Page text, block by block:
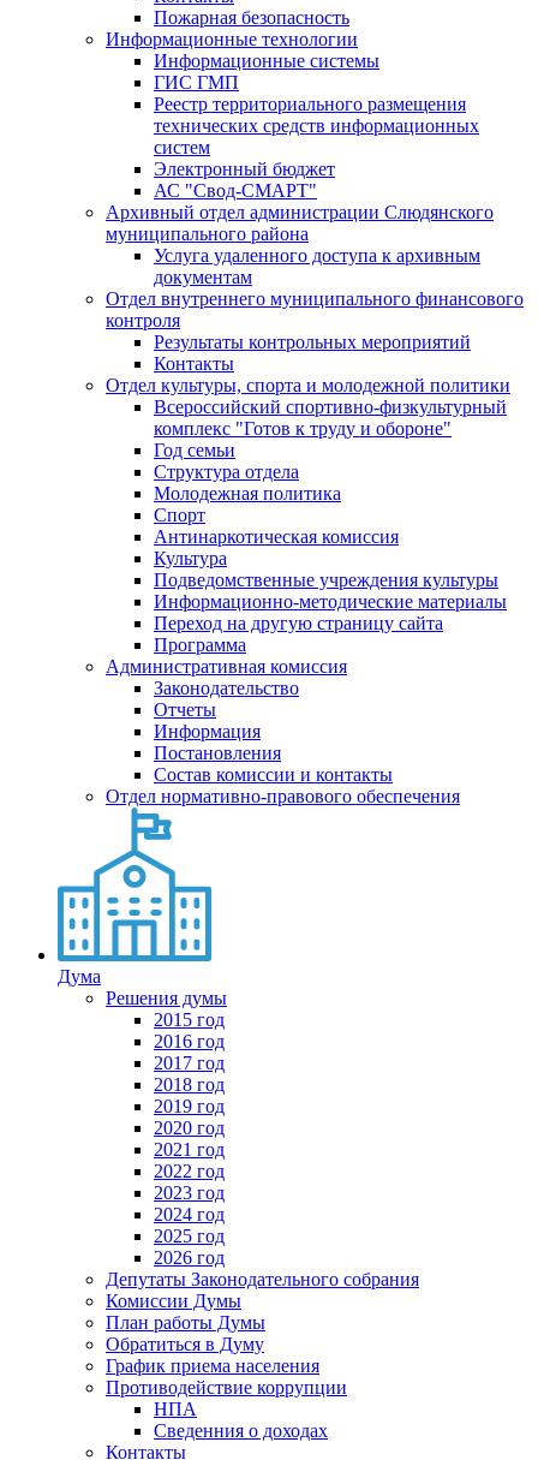
Пожарная безопасность
Информационные технологии
Информационные системы
ГИС ГМП
Реестр территориального размещения
технических средств информационных
систем
Электронный бюджет
АС "Свод-СМАРТ"
Архивный отдел администрации Слюдянского
муниципального района
Услуга удаленного доступа к архивным
документам
Отдел внутреннего муниципального финансового
контроля
Результаты контрольных мероприятий
Контакты
Отдел культуры, спорта и молодежной политики
Всероссийский спортивно-физкультурный
комплекс "Готов к труду и обороне"
Год семьи
Структура отдела
Молодежная политика
Спорт
Антинаркотическая комиссия
Культура
Подведомственные учреждения культуры
Информационно-методические материалы
Переход на другую страницу сайта
Программа
Административная комиссия
Законодательство
Отчеты
Информация
Постановления
Состав комиссии и контакты
Отдел нормативно-правового обеспечения
Дума
Решения думы
2015 год
2016 год
2017 год
2018 год
2019 год
2020 год
2021 год
2022 год
2023 год
2024 год
2025 год
2026 год
Депутаты Законодательного собрания
Комиссии Думы
План работы Думы
Обратиться в Думу
График приема населения
Противодействие коррупции
НПА
Сведенния о доходах
Контакты